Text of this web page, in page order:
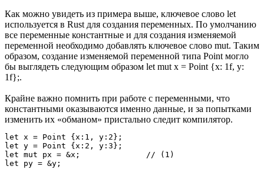
Как можно увидеть из примера выше, ключевое слово let
используется в Rust для создания переменных. По умолчанию
все переменные константные и для создания изменяемой
переменной необходимо добавлять ключевое слово mut. Таким
образом, создание изменяемой переменной типа Point могло
бы выглядеть следующим образом let mut x = Point {x: 1f, y:
1f};.
Крайне важно помнить при работе с переменными, что
константными оказываются именно данные, и за попытками
изменить их «обманом» пристально следит компилятор.
let x = Point {x:1, y:2};
let y = Point {x:2, y:3};
let mut px = &x;              // (1)
let py = &y;